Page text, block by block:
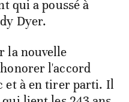
qui a poussé à
Dyer.
la nouvelle
l'accord
et à en tirer parti. Il